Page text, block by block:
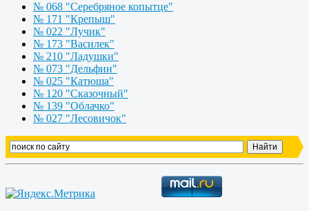
№ 068 "Серебряное копытце"
№ 171 "Крепыш"
№ 022 "Лучик"
№ 173 "Василек"
№ 210 "Ладушки"
№ 073 "Дельфин"
№ 025 "Катюша"
№ 120 "Сказочный"
№ 139 "Облачко"
№ 027 "Лесовичок"